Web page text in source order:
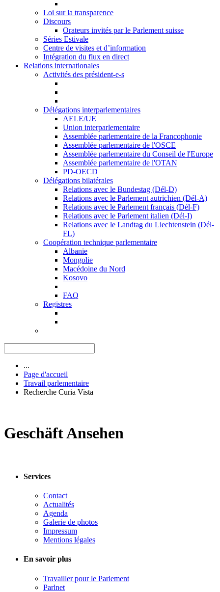
Loi sur la transparence
Discours
Orateurs invités par le Parlement suisse
Séries Estivale
Centre de visites et d’information
Intégration du flux en direct
Relations internationales
Activités des président-e-s
Délégations interparlementaires
AELE/UE
Union interparlementaire
Assemblée parlementaire de la Francophonie
Assemblée parlementaire de l'OSCE
Assemblée parlementaire du Conseil de l'Europe
Assemblée parlementaire de l'OTAN
PD-OECD
Délégations bilatérales
Relations avec le Bundestag (Dél-D)
Relations avec le Parlement autrichien (Dél-A)
Relations avec le Parlement français (Dél-F)
Relations avec le Parlement italien (Dél-I)
Relations avec le Landtag du Liechtenstein (Dél-
FL)
Coopération technique parlementaire
Albanie
Mongolie
Macédoine du Nord
Kosovo
FAQ
Registres
...
Page d'accueil
Travail parlementaire
Recherche Curia Vista
Geschäft Ansehen
Services
Contact
Actualités
Agenda
Galerie de photos
Impressum
Mentions légales
En savoir plus
Travailler pour le Parlement
Parlnet